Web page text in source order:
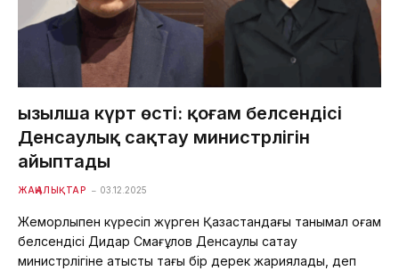
Қызылша күрт өсті: қоғам белсендісі
Денсаулық сақтау министрлігін
айыптады
ЖАҢАЛЫҚТАР 03.12.2025
Жемқорлықпен күресіп жүрген Қазақстандағы танымал қоғам
белсендісі Дидар Смағұлов Денсаулық сақтау
министрлігіне қатысты тағы бір дерек жариялады, деп